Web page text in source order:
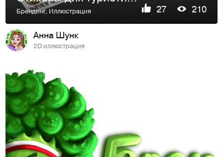
Брендинг,Иллюстрация 27 210
Анна Шунк
2D иллюстрация